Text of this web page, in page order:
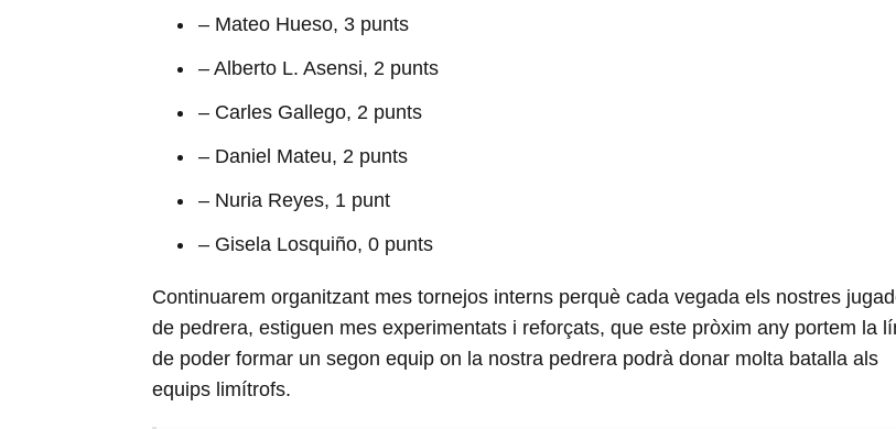
– Mateo Hueso, 3 punts
– Alberto L. Asensi, 2 punts
– Carles Gallego, 2 punts
– Daniel Mateu, 2 punts
– Nuria Reyes, 1 punt
– Gisela Losquiño, 0 punts
Continuarem organitzant mes tornejos interns perquè cada vegada els nostres
de pedrera, estiguen mes experimentats i reforçats, que este pròxim any portem la
de poder formar un segon equip on la nostra pedrera podrà donar molta batalla als
equips limítrofs.